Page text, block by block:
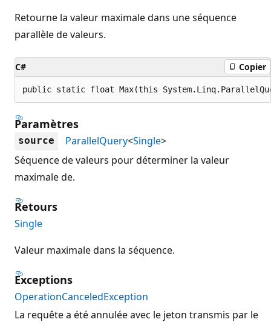
Retourne la valeur maximale dans une séquence
parallèle de valeurs.
C# Copier
public static float Max(this
Paramètres
source ParallelQuery<Single>
Séquence de valeurs pour déterminer la valeur
maximale de.
Retours
Single
Valeur maximale dans la séquence.
Exceptions
OperationCanceledException
La requête a été annulée avec le jeton transmis par le